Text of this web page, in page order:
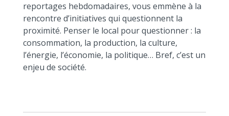
reportages hebdomadaires, vous emmène à la
rencontre d’initiatives qui questionnent la
proximité. Penser le local pour questionner : la
consommation, la production, la culture,
l’énergie, l’économie, la politique… Bref, c’est un
enjeu de société.